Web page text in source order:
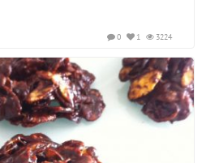
3224
1
0